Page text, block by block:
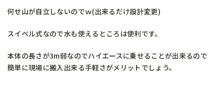
何せ山が自立しないのでｗ(出来るだけ設計変更)
スイベル式なので水も使えるところは便利です。
本体の長さが3m弱なのでハイエースに乗せることが出来るので
簡単に現場に搬入出来る手軽さがメリットでしょう。